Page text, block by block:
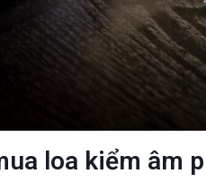
loa kiểm âm